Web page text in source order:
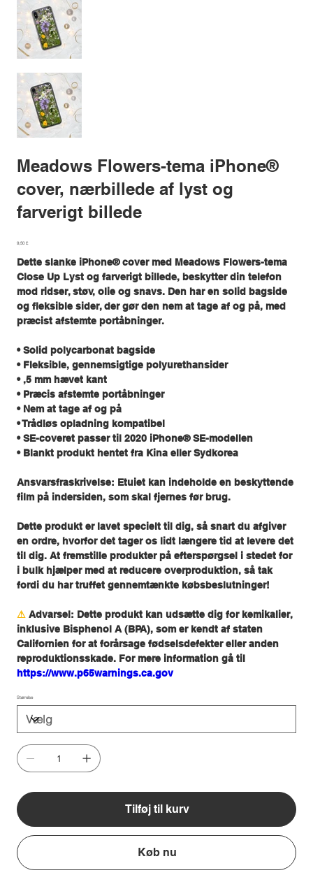
Meadows Flowers-tema iPhone®
cover, nærbillede af lyst og
farverigt billede
Pris
9,50 £
Dette slanke iPhone® cover med Meadows Flowers-tema
Close Up Lyst og farverigt billede, beskytter din telefon
mod ridser, støv, olie og snavs. Den har en solid bagside
og fleksible sider, der gør den nem at tage af og på, med
præcist afstemte portåbninger.
• Solid polycarbonat bagside
• Fleksible, gennemsigtige polyurethansider
• ,5 mm hævet kant
• Præcis afstemte portåbninger
• Nem at tage af og på
• Trådløs opladning kompatibel
• SE-coveret passer til 2020 iPhone® SE-modellen
• Blankt produkt hentet fra Kina eller Sydkorea
Ansvarsfraskrivelse: Etuiet kan indeholde en beskyttende
film på indersiden, som skal fjernes før brug.
Dette produkt er lavet specielt til dig, så snart du afgiver
en ordre, hvorfor det tager os lidt længere tid at levere det
til dig. At fremstille produkter på efterspørgsel i stedet for
i bulk hjælper med at reducere overproduktion, så tak
fordi du har truffet gennemtænkte købsbeslutninger!
⚠ Advarsel: Dette produkt kan udsætte dig for kemikalier,
inklusive Bisphenol A (BPA), som er kendt af staten
Californien for at forårsage fødselsdefekter eller anden
reproduktionsskade. For mere information gå til
https://www.p65warnings.ca.gov
Størrelse
Tilføj til kurv
Køb nu